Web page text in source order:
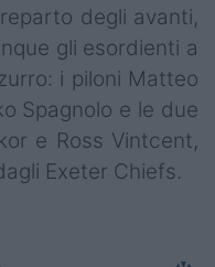
degli avanti,
gli esordienti a
i piloni Matteo
Spagnolo e le due
e Ross Vintcent,
Exeter Chiefs.